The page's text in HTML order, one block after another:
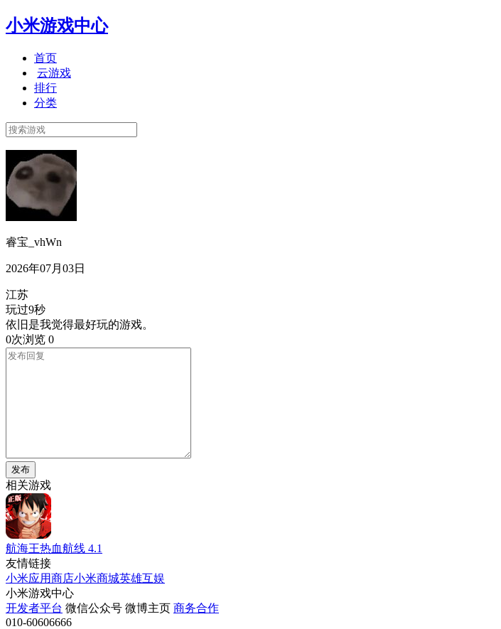
小米游戏中心
首页
云游戏
排行
分类
睿宝_vhWn
2026年07月03日
江苏
玩过9秒
依旧是我觉得最好玩的游戏。
0次浏览 0
发布
相关游戏
航海王热血航线 4.1
友情链接
小米应用商店小米商城英雄互娱
小米游戏中心
开发者平台 微信公众号 微博主页 商务合作
010-60606666